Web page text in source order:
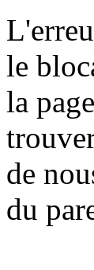
le
la page
de
du